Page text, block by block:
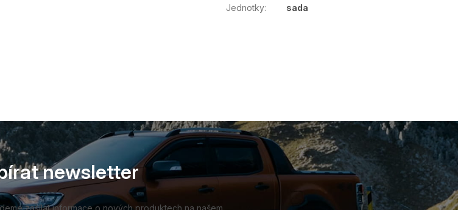
Jednotky: sada
newsletter
zasílat informace o nových produktech na našem